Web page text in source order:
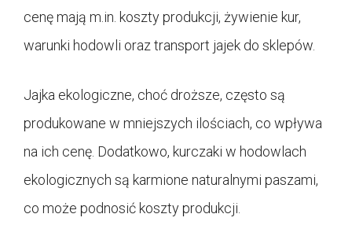
cenę mają m.in. koszty produkcji, żywienie kur,
warunki hodowli oraz transport jajek do sklepów.
Jajka ekologiczne, choć droższe, często są
produkowane w mniejszych ilościach, co wpływa
na ich cenę. Dodatkowo, kurczaki w hodowlach
ekologicznych są karmione naturalnymi paszami,
co może podnosić koszty produkcji.